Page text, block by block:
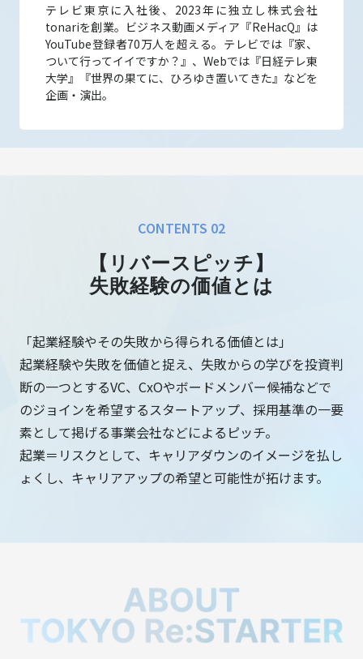
テレビ東京に入社後、2023年に独立し株式会社
tonariを創業。ビジネス動画メディア『ReHacQ』は
YouTube登録者70万人を超える。テレビでは『家、
ついて行ってイイですか？』、Webでは『日経テレ東
大学』『世界の果てに、ひろゆき置いてきた』などを
企画・演出。
CONTENTS 02
【リバースピッチ】
失敗経験の価値とは
「起業経験やその失敗から得られる価値とは」
起業経験や失敗を価値と捉え、失敗からの学びを投資判
断の一つとするVC、CxOやボードメンバー候補などで
のジョインを希望するスタートアップ、採用基準の一要
素として掲げる事業会社などによるピッチ。
起業＝リスクとして、キャリアダウンのイメージを払し
ょくし、キャリアアップの希望と可能性が拓けます。